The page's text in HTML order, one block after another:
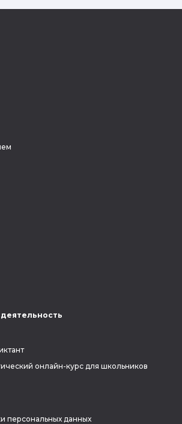
онлайн-курс для школьников
персональных данных